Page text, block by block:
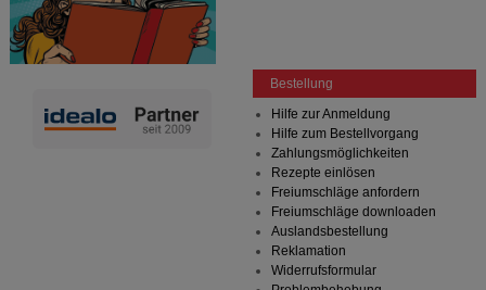
Bestellung
Hilfe zur Anmeldung
Hilfe zum Bestellvorgang
Zahlungsmöglichkeiten
Rezepte einlösen
Freiumschläge anfordern
Freiumschläge downloaden
Auslandsbestellung
Reklamation
Widerrufsformular